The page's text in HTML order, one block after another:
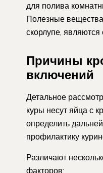
для полива
Полезные
скорлупе,
Причины
включений
Детальное
куры несут яйца с
определить
профилактику
Различают
факторов: